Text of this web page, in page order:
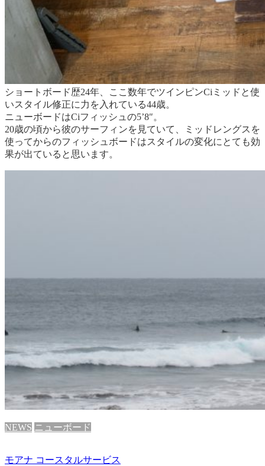
ショートボード歴24年、ここ数年でツインピンCiミッドと使
いスタイル修正に力を入れている44歳。
ニューボードはCiフィッシュの5’8″。
20歳の頃から彼のサーフィンを見ていて、ミッドレングスを
使ってからのフィッシュボードはスタイルの変化にとても効
果が出ていると思います。
NEWS ニューボード
モアナ コースタルサービス